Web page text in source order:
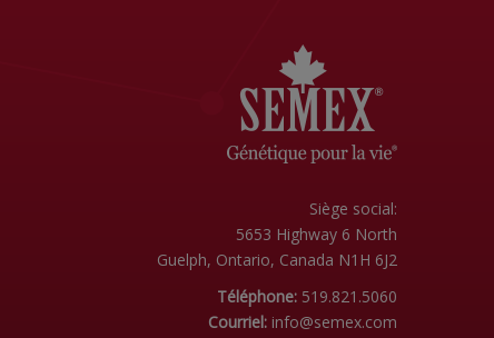
Siège social:
5653 Highway 6 North
Guelph, Ontario, Canada N1H 6J2
Téléphone:519.821.5060
Courriel: info@semex.com